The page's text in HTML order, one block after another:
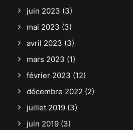
juin 2023 (3)
mai 2023 (3)
avril 2023 (3)
mars 2023 (1)
février 2023 (12)
décembre 2022 (2)
juillet 2019 (3)
juin 2019 (3)